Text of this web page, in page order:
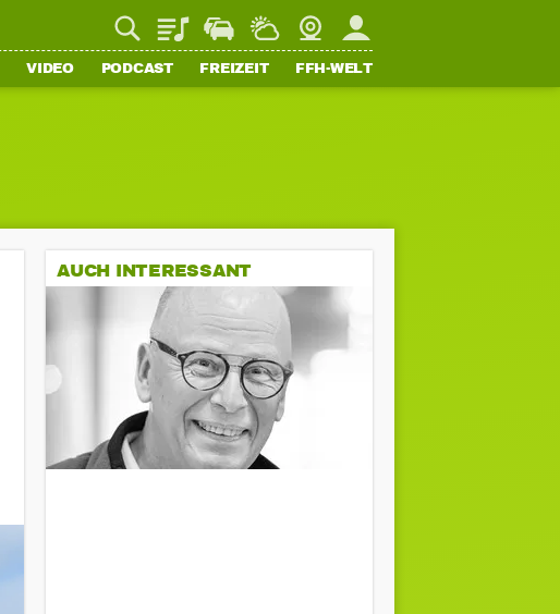
PlaylistStaupilotWetterWebcamMein FFH
VIDEO PODCAST FREIZEIT FFH-WELT
AUCH INTERESSANT